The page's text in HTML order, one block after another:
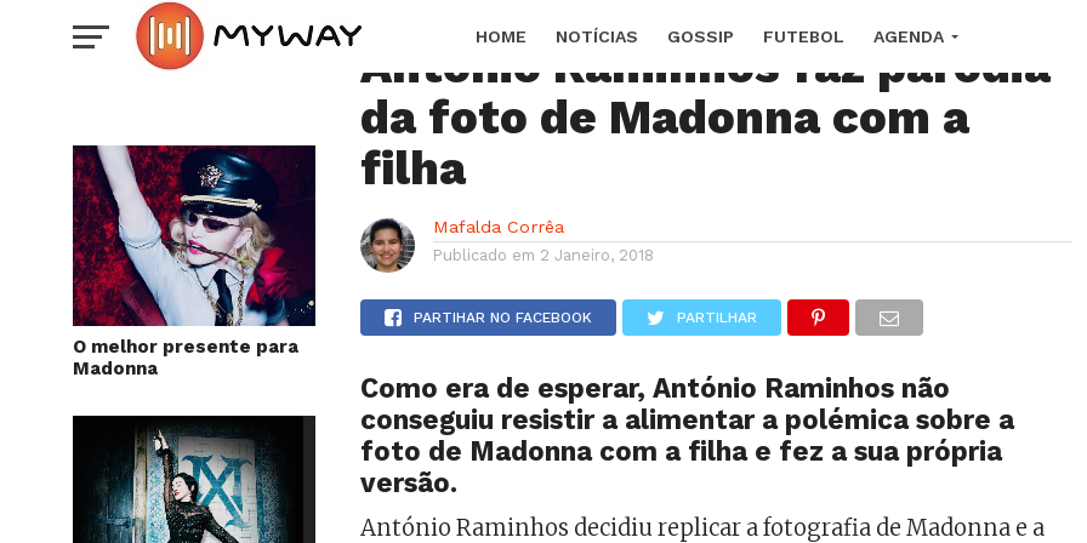
HOME NOTÍCIAS GOSSIP FUTEBOL AGENDA
O melhor presente para
Madonna
António Raminhos faz paródia
da foto de Madonna com a
filha
Mafalda Corrêa
Publicado em 2 Janeiro, 2018
PARTIHAR NO FACEBOOK PARTILHAR
Como era de esperar, António Raminhos não
conseguiu resistir a alimentar a polémica sobre a
foto de Madonna com a filha e fez a sua própria
versão.
António Raminhos decidiu replicar a fotografia de Madonna e a